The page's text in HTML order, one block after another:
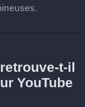
t-il
YouTube